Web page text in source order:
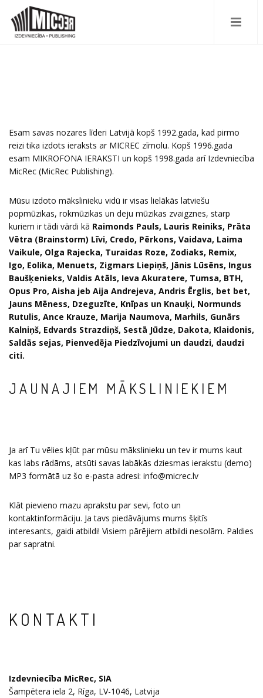
Esam savas nozares līderi Latvijā kopš 1992.gada, kad pirmo
reizi tika izdots ieraksts ar MICREC zīmolu. Kopš 1996.gada
esam MIKROFONA IERAKSTI un kopš 1998.gada arī Izdevniecība
MicRec (MicRec Publishing).
Mūsu izdoto mākslinieku vidū ir visas lielākās latviešu
popmūzikas, rokmūzikas un deju mūzikas zvaigznes, starp
kuriem ir tādi vārdi kā Raimonds Pauls, Lauris Reiniks, Prāta
Vētra (Brainstorm) Līvi, Credo, Pērkons, Vaidava, Laima
Vaikule, Olga Rajecka, Turaidas Roze, Zodiaks, Remix,
Igo, Eolika, Menuets, Zigmars Liepiņš, Jānis Lūsēns, Ingus
Baušķenieks, Valdis Atāls, Ieva Akuratere, Tumsa, BTH,
Opus Pro, Aisha jeb Aija Andrejeva, Andris Ērglis, bet bet,
Jauns Mēness, Dzeguzīte, Knīpas un Knauķi, Normunds
Rutulis, Ance Krauze, Marija Naumova, Marhils, Gunārs
Kalniņš, Edvards Strazdiņš, Sestā Jūdze, Dakota, Klaidonis,
Saldās sejas, Pienvedēja Piedzīvojumi un daudzi, daudzi
citi.
JAUNAJIEM MĀKSLINIEKIEM
Ja arī Tu vēlies kļūt par mūsu mākslinieku un tev ir mums kaut
kas labs rādāms, atsūti savas labākās dziesmas ierakstu (demo)
MP3 formātā uz šo e-pasta adresi: info@micrec.lv
Klāt pievieno mazu aprakstu par sevi, foto un
kontaktinformāciju. Ja tavs piedāvājums mums šķitīs
interesants, gaidi atbildi! Visiem pārējiem atbildi nesolām. Paldies
par sapratni.
KONTAKTI
Izdevniecība MicRec, SIA
Šampētera iela 2, Rīga, LV-1046, Latvija